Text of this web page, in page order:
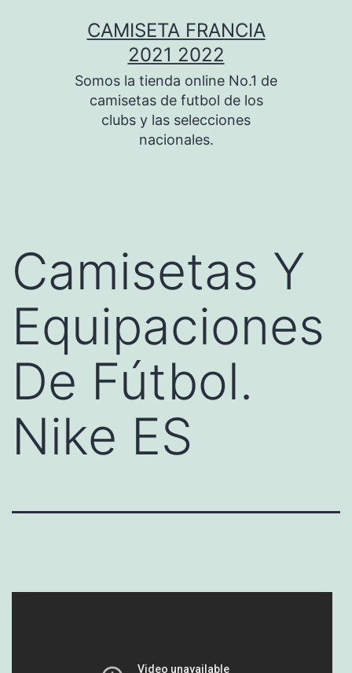
CAMISETA FRANCIA
2021 2022
Somos la tienda online No.1 de
camisetas de futbol de los
clubs y las selecciones
nacionales.
Camisetas Y
Equipaciones
De Fútbol.
Nike ES